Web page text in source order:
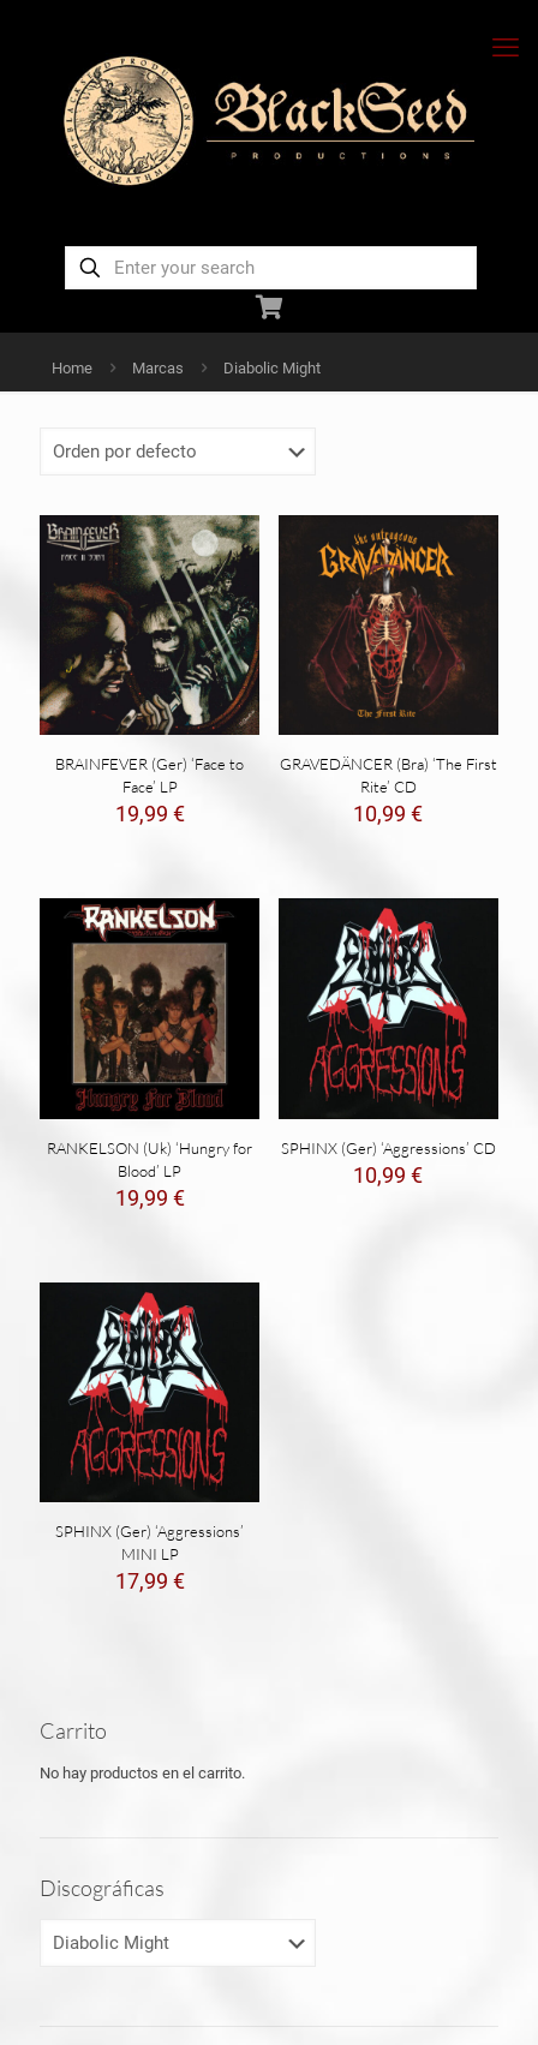
Home Marcas Diabolic Might
BRAINFEVER (Ger) ‘Face to
Face’ LP
19,99 €
GRAVEDÄNCER (Bra) ‘The First
Rite’ CD
10,99€
RANKELSON (Uk) ‘Hungry for
Blood’ LP
19,99 €
SPHINX (Ger) ‘Aggressions’ CD
10,99€
SPHINX (Ger) ‘Aggressions’
MINI LP
17,99 €
Carrito
No hay productos en el carrito.
Discográficas